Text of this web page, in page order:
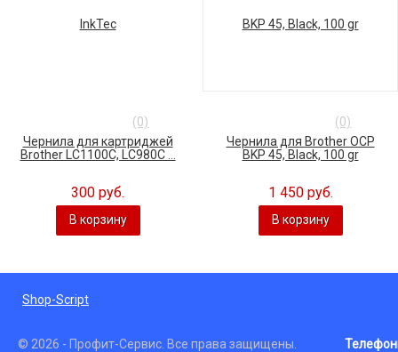
(0)
Чернила для картриджей
Brother LC1100C, LC980C ...
300 руб.
В корзину
(0)
Чернила для Brother OCP
BKP 45, Black, 100 gr
1 450 руб.
В корзину
Shop-Script
© 2026 - Профит-Сервис. Все права защищены.